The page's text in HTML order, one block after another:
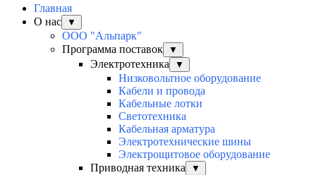
Главная
О нас
▼
ООО "Альпарк"
Программа поставок
▼
Электротехника ▼
Низковольтное оборудование
Кабели и провода
Кабельные лотки
Светотехника
Кабельная арматура
Электротехнические шины
Электрощитовое оборудование
Приводная техника
▼